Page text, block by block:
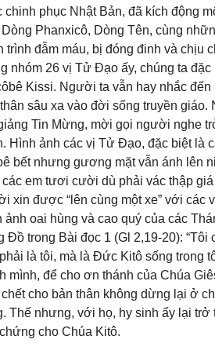
chinh phục Nhật Bản, đã kích động
Phanxicô, Dòng Tên, cùng
trình đẫm máu, bị đóng đinh và chịu
nhóm 26 vị Tử Đạo ấy, chúng ta
Kissi. Người ta vẫn hay nhắc
sâu xa vào đời sống truyền
Tin Mừng, mời gọi người nghe
Hình ảnh các vị Tử Đạo, đặc biệt là
bết nhưng gương mặt vẫn ánh lên
các em tươi cười dù phải vác thập
xin được “lên cùng một xe” với các
ảnh oai hùng và cao quý của các
Đồ trong Bài đọc 1 (Gl 2,19-20):
là tôi, mà là Đức Kitô sống trong
mình, để cho ơn thánh của Chúa
cho bản thân không dừng lại ở
Thế nhưng, với họ, hy sinh ấy lại
cho Chúa Kitô.